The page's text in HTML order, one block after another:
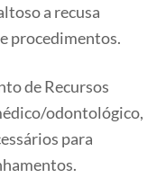
a recusa
procedimentos.
de Recursos
odontológico,
para